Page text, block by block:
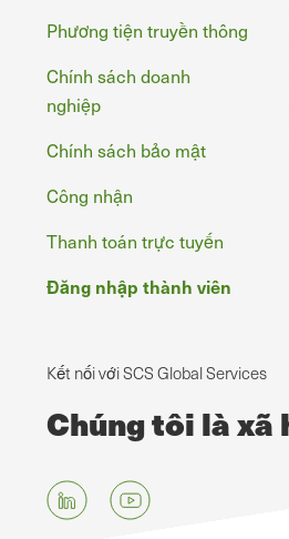
Phương tiện truyền thông
Chính sách doanh
nghiệp
Chính sách bảo mật
Công nhận
Thanh toán trực tuyến
Đăng nhập thành viên
Kết nối với SCS Global Services
Chúng tôi là xã